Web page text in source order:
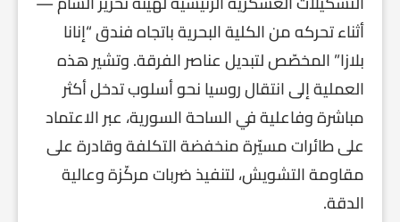
أثناء تحركه من الكلية البحرية باتجاه فندق “إنانا
بلازا” المخصّص لتبديل عناصر الفرقة. وتشير هذه
العملية إلى انتقال روسيا نحو أسلوب تدخل أكثر
مباشرة وفاعلية في الساحة السورية، عبر الاعتماد
على طائرات مسيّرة منخفضة التكلفة وقادرة على
مقاومة التشويش، لتنفيذ ضربات مركّزة وعالية
الدقة.